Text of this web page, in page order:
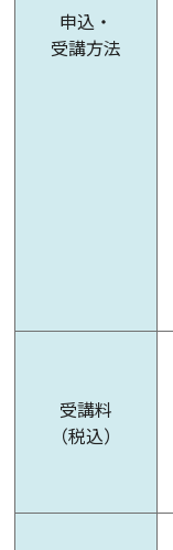
申込・
受講方法
受講料
（税込）